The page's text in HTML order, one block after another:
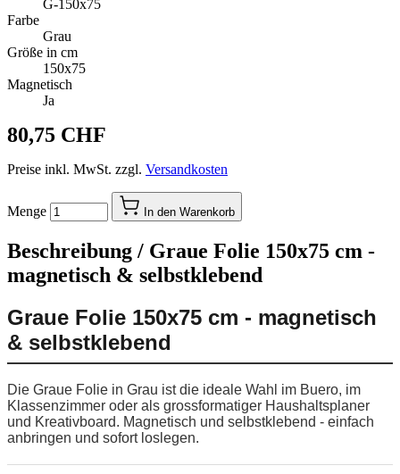
G-150x75
Farbe
Grau
Größe in cm
150x75
Magnetisch
Ja
80,75 CHF
Preise inkl. MwSt. zzgl. Versandkosten
Menge In den Warenkorb
Beschreibung / Graue Folie 150x75 cm -
magnetisch & selbstklebend
Graue Folie 150x75 cm - magnetisch
& selbstklebend
Die Graue Folie in Grau ist die ideale Wahl im Buero, im
Klassenzimmer oder als grossformatiger Haushaltsplaner
und Kreativboard. Magnetisch und selbstklebend - einfach
anbringen und sofort loslegen.